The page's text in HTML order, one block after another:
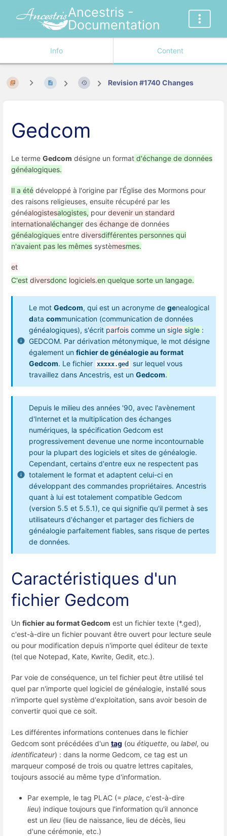
Ancestris -
Documentation
Info Content
Revision #1740 Changes
Gedcom
Le terme Gedcom désigne un format d'échange de données
généalogiques.
Il a été développé à l'origine par l'Église des Mormons pour
des raisons religieuses, ensuite récupéré par les
généalogistesalogistes, pour devenir un standard
internationaléchanger des échange de données
généalogiques entre diversdifférentes personnes qui
n'avaient pas les mêmes systèmesmes.
et
C'est diversdonc logiciels.en quelque sorte un langage.
Le mot Gedcom, qui est un acronyme de genealogical
data communication (communication de données
généalogiques), s'écrit parfois comme un sigle sigle :
GEDCOM. Par dérivation métonymique, le mot désigne
également un fichier de généalogie au format
Gedcom. Le fichier xxxxx.ged
sur lequel vous
travaillez dans Ancestris, est un Gedcom.
Depuis le milieu des années '90, avec l'avènement
d'Internet et la multiplication des échanges
numériques, la spécification Gedcom est
progressivement devenue une norme incontournable
pour la plupart des logiciels et sites de généalogie.
Cependant, certains d'entre eux ne respectent pas
totalement le format et adaptent celui-ci en
développant des commandes propriétaires. Ancestris
quant à lui est totalement compatible Gedcom
(version 5.5 et 5.5.1), ce qui signifie qu'il permet à ses
utilisateurs d'échanger et partager des fichiers de
généalogie parfaitement fiables, sans risque de pertes
de données.
Caractéristiques d'un
fichier Gedcom
Un fichier au format Gedcom est un fichier texte (*.ged),
c'est-à-dire un fichier pouvant être ouvert pour lecture seule
ou pour modification depuis n'importe quel éditeur de texte
(tel que Notepad, Kate, Kwrite, Gedit, etc.).
Par voie de conséquence, un tel fichier peut être utilisé tel
quel par n'importe quel logiciel de généalogie, installé sous
n'importe quel système d'exploitation, sans avoir besoin de
convertir quoi que ce soit.
Les différentes informations contenues dans le fichier
Gedcom sont précédées d'un tag (ou étiquette, ou label, ou
identificateur) : dans la norme Gedcom, ce tag est un
marqueur composé de trois ou quatre lettres capitales,
toujours associé au même type d'information.
Par exemple, le tag PLAC (= place, c'est-à-dire
lieu) indique toujours que l'information qu'il annonce
est un lieu (lieu de naissance, lieu de décès, lieu
d'une cérémonie, etc.)